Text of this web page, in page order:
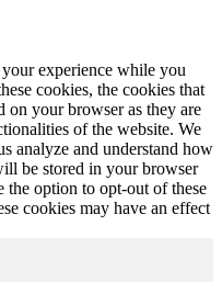
experience while you
cookies, the cookies that
on your browser as they are
of the website. We
analyze and understand how
be stored in your browser
the option to opt-out of these
cookies may have an effect